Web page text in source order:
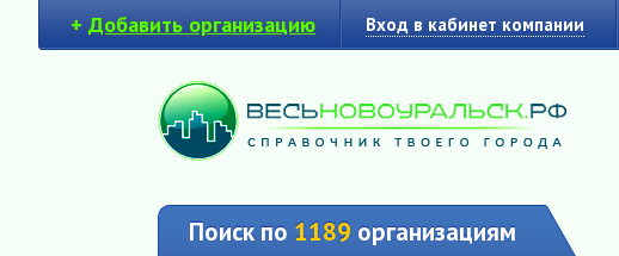
+ Добавить организацию Вход в кабинет компании
Поиск по 1189 организациям